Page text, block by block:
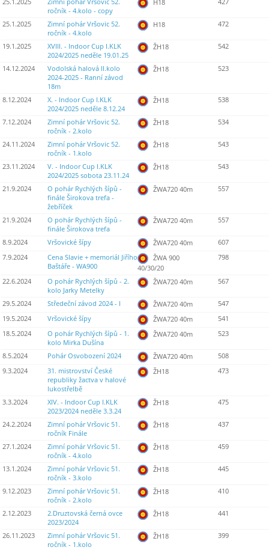
25.1.2025
Zimní pohár Vršovic 52.
ročník - 4.kolo - copy
H18 427
25.1.2025
Zimní pohár Vršovic 52.
ročník - 4.kolo
H18 472
19.1.2025
XVIII. - Indoor Cup I.KLK
2024/2025 neděle 19.01.25
ŽH18 542
14.12.2024
Vodolská halová II.kolo
2024-2025 - Ranní závod
18m
ŽH18 523
8.12.2024
X. - Indoor Cup I.KLK
2024/2025 neděle 8.12.24
ŽH18 538
7.12.2024
Zimní pohár Vršovic 52.
ročník - 2.kolo
ŽH18 534
24.11.2024
Zimní pohár Vršovic 52.
ročník - 1.kolo
ŽH18 543
23.11.2024
V. - Indoor Cup I.KLK
2024/2025 sobota 23.11.24
ŽH18 543
21.9.2024
O pohár Rychlých šípů -
finále Širokova trefa -
žebříček
ŽWA720 40m 557
21.9.2024
O pohár Rychlých šípů -
finále Širokova trefa
ŽWA720 40m 557
8.9.2024 Vršovické šípy ŽWA720 40m
607
7.9.2024
Cena Slavie + memoriál Jiřího
Baštáře - WA900
ŽWA 900
40/30/20
798
22.6.2024
O pohár Rychlých šípů - 2.
kolo Jarky Metelky
ŽWA720 40m 567
29.5.2024 Středeční závod 2024 - I ŽWA720 40m
547
19.5.2024
Vršovické šípy ŽWA720 40m
541
18.5.2024
O pohár Rychlých šípů - 1.
kolo Mirka Dušína
ŽWA720 40m 523
8.5.2024 Pohár Osvobození 2024 ŽWA720 40m
508
9.3.2024
31. mistrovství České
republiky žactva v halové
lukostřelbě
ŽH18 473
3.3.2024
XIV. - Indoor Cup I.KLK
2023/2024 neděle 3.3.24
ŽH18 475
24.2.2024
Zimní pohár Vršovic 51.
ročník Finále
ŽH18 437
27.1.2024
Zimní pohár Vršovic 51.
ročník - 4.kolo
ŽH18 459
13.1.2024
Zimní pohár Vršovic 51.
ročník - 3.kolo
ŽH18 445
9.12.2023
Zimní pohár Vršovic 51.
ročník - 2.kolo
ŽH18 410
2.12.2023
2.Druztovská černá ovce
2023/2024
ŽH18 441
26.11.2023
Zimní pohár Vršovic 51.
ročník - 1.kolo
ŽH18 399